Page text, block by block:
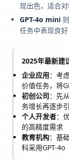
现出色，适合
GPT-4o mini
任务中表现良
2025年最新建
企业应用：考
价值任务，将
初创公司：先
务增长再逐步
个人开发者：
的高精度需求
教育机构：基
科采用GPT-4o